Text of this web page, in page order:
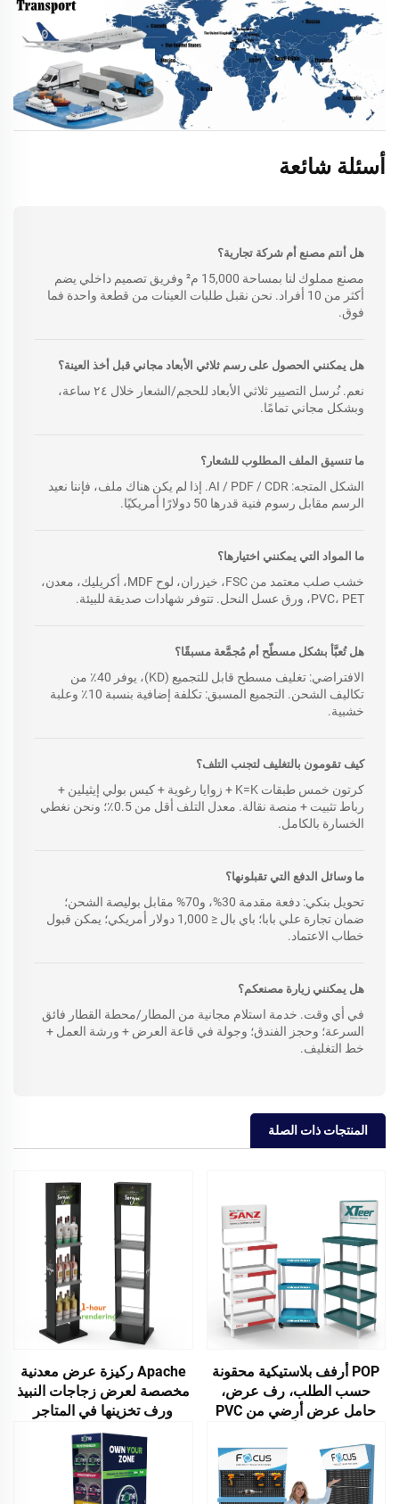
أسئلة شائعة
هل أنتم مصنع أم شركة تجارية؟
مصنع مملوك لنا بمساحة 15,000 م² وفريق تصميم داخلي يضم
أكثر من 10 أفراد. نحن نقبل طلبات العينات من قطعة واحدة فما
فوق.
هل يمكنني الحصول على رسم ثلاثي الأبعاد مجاني قبل أخذ العينة؟
نعم. نُرسل التصيير ثلاثي الأبعاد للحجم/الشعار خلال ٢٤ ساعة،
وبشكل مجاني تمامًا.
ما تنسيق الملف المطلوب للشعار؟
الشكل المتجه: AI / PDF / CDR. إذا لم يكن هناك ملف، فإننا نعيد
الرسم مقابل رسوم فنية قدرها 50 دولارًا أمريكيًا.
ما المواد التي يمكنني اختيارها؟
خشب صلب معتمد من FSC، خيزران، لوح MDF، أكريليك، معدن،
PVC، PET، ورق عسل النحل. تتوفر شهادات صديقة للبيئة.
هل تُعبَّأ بشكل مسطّح أم مُجمَّعة مسبقًا؟
الافتراضي: تغليف مسطح قابل للتجميع (KD)، يوفر 40٪ من
تكاليف الشحن. التجميع المسبق: تكلفة إضافية بنسبة 10٪ وعلبة
خشبية.
كيف تقومون بالتغليف لتجنب التلف؟
كرتون خمس طبقات K=K + زوايا رغوية + كيس بولي إيثيلين +
رباط تثبيت + منصة نقالة. معدل التلف أقل من 0.5٪؛ ونحن نغطي
الخسارة بالكامل.
ما وسائل الدفع التي تقبلونها؟
تحويل بنكي: دفعة مقدمة 30%، و70% مقابل بوليصة الشحن؛
ضمان تجارة علي بابا؛ باي بال ≤ 1,000 دولار أمريكي؛ يمكن قبول
خطاب الاعتماد.
هل يمكنني زيارة مصنعكم؟
في أي وقت. خدمة استلام مجانية من المطار/محطة القطار فائق
السرعة؛ وحجز الفندق؛ وجولة في قاعة العرض + ورشة العمل +
خط التغليف.
المنتجات ذات الصلة
Apache ركيزة عرض معدنية
مخصصة لعرض زجاجات النبيذ
ورف تخزينها في المتاجر
الكبرى
POP أرفف بلاستيكية محقونة
حسب الطلب، رف عرض،
حامل عرض أرضي من PVC